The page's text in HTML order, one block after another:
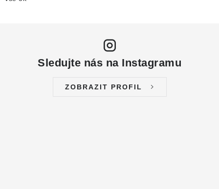
POVRCHOVÁ ČERPADLA
Sledujte nás na Instagramu
ZOBRAZIT PROFIL